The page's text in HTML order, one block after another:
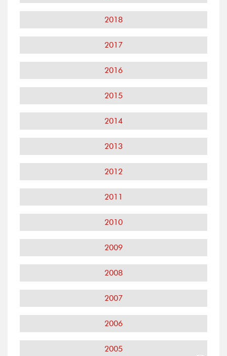
2018
2017
2016
2015
2014
2013
2012
2011
2010
2009
2008
2007
2006
2005